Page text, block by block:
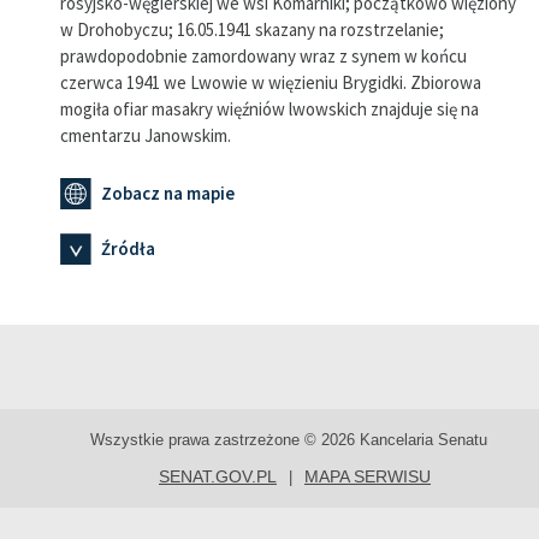
w Drohobyczu; 16.05.1941 skazany na rozstrzelanie;
prawdopodobnie zamordowany wraz z synem w końcu
czerwca 1941 we Lwowie w więzieniu Brygidki. Zbiorowa
mogiła ofiar masakry więźniów lwowskich znajduje się na
cmentarzu Janowskim.
Zobacz na mapie
Źródła
Wszystkie prawa zastrzeżone © 2026 Kancelaria Senatu
SENAT.GOV.PL MAPA SERWISU